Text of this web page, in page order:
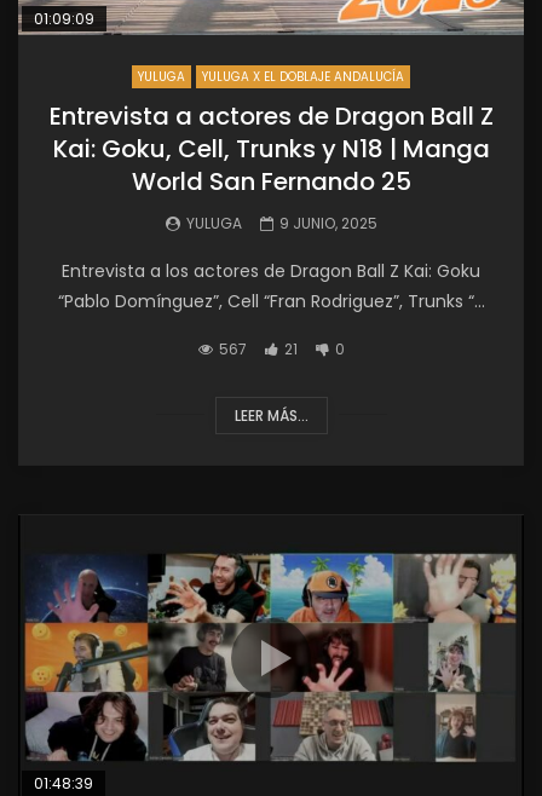
01:09:09
YULUGA YULUGA X EL DOBLAJE ANDALUCÍA
Entrevista a actores de Dragon Ball Z
Kai: Goku, Cell, Trunks y N18 | Manga
World San Fernando 25
YULUGA 9 JUNIO, 2025
Entrevista a los actores de Dragon Ball Z Kai: Goku
“Pablo Domínguez”, Cell “Fran Rodriguez”, Trunks “...
567 21 0
LEER MÁS...
01:48:39